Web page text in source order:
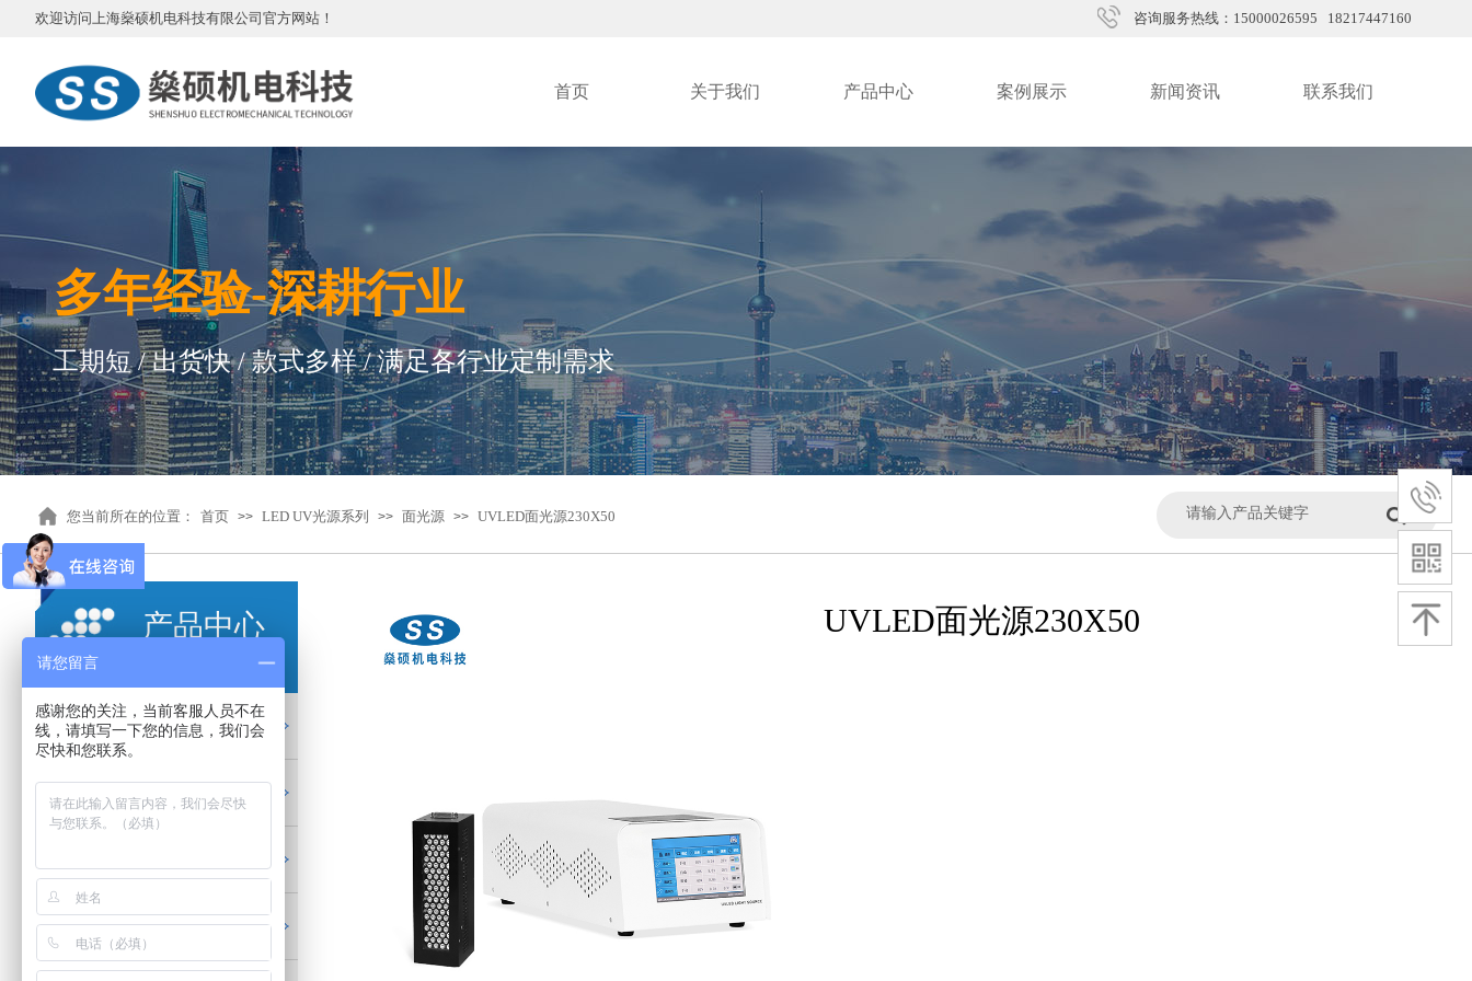
欢迎访问上海燊硕机电科技有限公司 官方网站 ！ 咨询服务热线：15000026595 18217447160
首页 关于我们 产品中心 案例展示 新闻资讯 联系我们
多年经验-深耕行业
工期短 / 出货快 / 款式多样 / 满足各行业定制需求
首页 >> LED UV光源系列 >> 面光源 >> UVLED面光源230X50
您当前所在的位置：
UVLED面光源230X50
产品中心
LED UV光源系列
红外加热隧道炉系列
请您留言
感谢您的关注，当前客服人员不在
线，请填写一下您的信息，我们会
尽快和您联系。